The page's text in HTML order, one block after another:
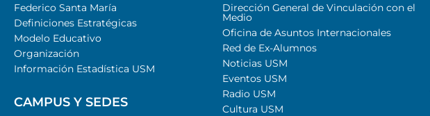
Federico Santa María
Definiciones Estratégicas
Modelo Educativo
Organización
Información Estadística USM
CAMPUS Y SEDES
Dirección General de Vinculación con el
Medio
Oficina de Asuntos Internacionales
Red de Ex-Alumnos
Noticias USM
Eventos USM
Radio USM
Cultura USM